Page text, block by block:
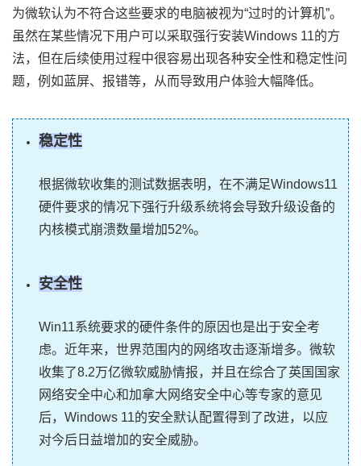
为微软认为不符合这些要求的电脑被视为“过时的计算机”。
虽然在某些情况下用户可以采取强行安装Windows 11的方
法，但在后续使用过程中很容易出现各种安全性和稳定性问
题，例如蓝屏、报错等，从而导致用户体验大幅降低。
稳定性
根据微软收集的测试数据表明，在不满足Windows11
硬件要求的情况下强行升级系统将会导致升级设备的
内核模式崩溃数量增加52%。
安全性
Win11系统要求的硬件条件的原因也是出于安全考
虑。近年来，世界范围内的网络攻击逐渐增多。微软
收集了8.2万亿微软威胁情报，并且在综合了英国国家
网络安全中心和加拿大网络安全中心等专家的意见
后，Windows 11的安全默认配置得到了改进，以应
对今后日益增加的安全威胁。